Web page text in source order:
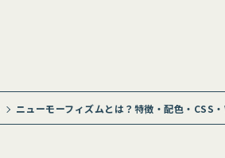
ニューモーフィズムとは？特徴・配色・CSS